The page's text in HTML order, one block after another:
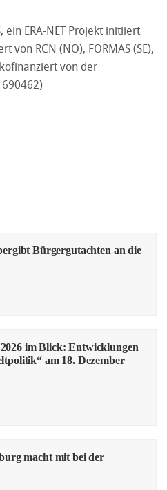
ein ERA-NET Projekt initiiert
von RCN (NO), FORMAS (SE),
von der
Bürgergutachten an die
im Blick: Entwicklungen
am 18. Dezember
macht mit bei der